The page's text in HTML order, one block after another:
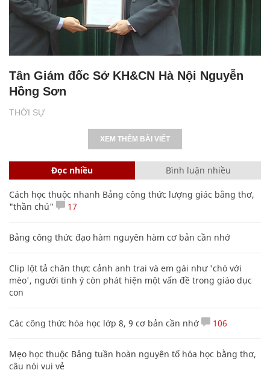
THỜI SỰ
Tân Giám đốc Sở KH&CN Hà Nội Nguyễn
Hồng Sơn
XEM THÊM BÀI VIẾT
Đọc nhiều Bình luận nhiều
Cách học thuộc nhanh Bảng công thức lượng giác bằng thơ,
"thần chú"
17
Bảng công thức đạo hàm nguyên hàm cơ bản cần nhớ
Clip lột tả chân thực cảnh anh trai và em gái như 'chó với
mèo', người tinh ý còn phát hiện một vấn đề trong giáo dục
con
Các công thức hóa học lớp 8, 9 cơ bản cần nhớ 106
Mẹo học thuộc Bảng tuần hoàn nguyên tố hóa học bằng thơ,
câu nói vui vẻ